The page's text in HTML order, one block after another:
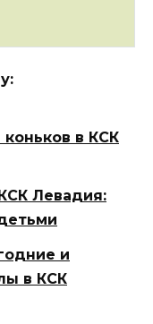
в КСК
Левадия:
и
в КСК